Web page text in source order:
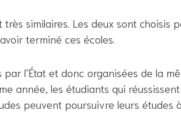
similaires. Les deux sont choisis
terminé ces écoles.
l’État et donc organisées de la
année, les étudiants qui
peuvent poursuivre leurs études